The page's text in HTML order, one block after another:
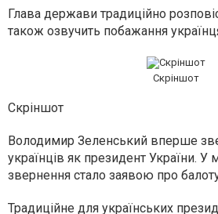
Глава держави традиційно
також озвучить побажання
Скріншот
Скріншот
Володимир Зеленський вперше
українців як президент України. У
звернення стало заявою про
Традиційне для українських